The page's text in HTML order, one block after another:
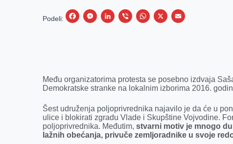
Podeli:
F
o
k
M
n
e
r
L
d
n
V
W
A
p
X
Među organizatorima protesta se posebno izdvaja
Demokratske stranke na lokalnim izborima 2016.
Šest udruženja poljoprivrednika najavilo je da će u
ulice i blokirati zgradu Vlade i Skupštine Vojvodine.
poljoprivrednika. Međutim,stvarni motiv je mnogo
lažnih obećanja, privuče zemljoradnike u svoje